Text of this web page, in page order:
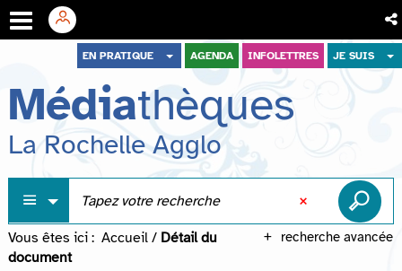
menu
contenu
recherche
EN PRATIQUE AGENDA INFOLETTRES JE SUIS
Médiathèques
La Rochelle Agglo
recherche avancée
Vous êtes ici : Accueil / Détail du
document